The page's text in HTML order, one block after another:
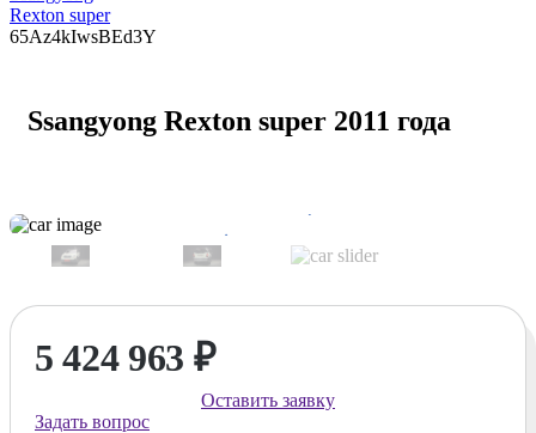
Rexton super
65Az4kIwsBEd3Y
Ssangyong Rexton super 2011 года
5 424 963 ₽
Оставить заявку
Задать вопрос